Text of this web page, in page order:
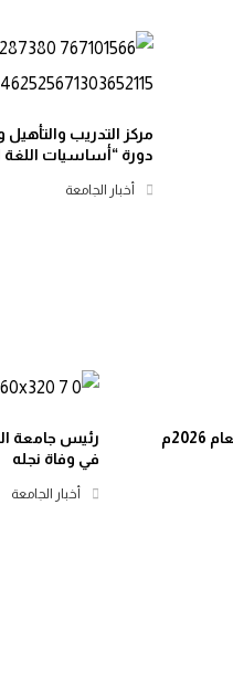
مركز التدريب
دورة “أساسيات اللغة
أخبار الجامعة
رئيس جامعة
في وفاة نجله
أخبار الجامعة